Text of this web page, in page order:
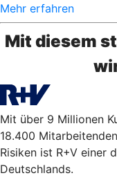
Mehr erfahren
Mit diesem
Mit über 9 Millionen
18.400
Risiken ist R+V einer
Deutschlands.